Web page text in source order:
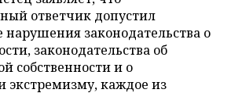
ответчик допустил
законодательства о
законодательства об
собственности и о
экстремизму, каждое из